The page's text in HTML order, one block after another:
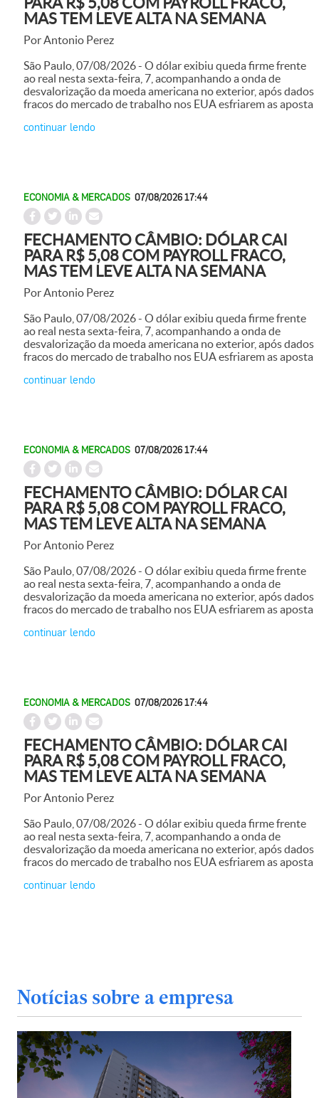
MAS TEM LEVE ALTA NA SEMANA
Por Antonio Perez
São Paulo, 07/08/2026 - O dólar exibiu queda firme frente
ao real nesta sexta-feira, 7, acompanhando a onda de
desvalorização da moeda americana no exterior, após dados
fracos do mercado de trabalho nos EUA esfriarem as aposta
continuar lendo
ECONOMIA & MERCADOS 07/08/2026 17:44
FECHAMENTO CÂMBIO: DÓLAR CAI
PARA R$ 5,08 COM PAYROLL FRACO,
MAS TEM LEVE ALTA NA SEMANA
Por Antonio Perez
São Paulo, 07/08/2026 - O dólar exibiu queda firme frente
ao real nesta sexta-feira, 7, acompanhando a onda de
desvalorização da moeda americana no exterior, após dados
fracos do mercado de trabalho nos EUA esfriarem as aposta
continuar lendo
ECONOMIA & MERCADOS 07/08/2026 17:44
FECHAMENTO CÂMBIO: DÓLAR CAI
PARA R$ 5,08 COM PAYROLL FRACO,
MAS TEM LEVE ALTA NA SEMANA
Por Antonio Perez
São Paulo, 07/08/2026 - O dólar exibiu queda firme frente
ao real nesta sexta-feira, 7, acompanhando a onda de
desvalorização da moeda americana no exterior, após dados
fracos do mercado de trabalho nos EUA esfriarem as aposta
continuar lendo
ECONOMIA & MERCADOS 07/08/2026 17:44
FECHAMENTO CÂMBIO: DÓLAR CAI
PARA R$ 5,08 COM PAYROLL FRACO,
MAS TEM LEVE ALTA NA SEMANA
Por Antonio Perez
São Paulo, 07/08/2026 - O dólar exibiu queda firme frente
ao real nesta sexta-feira, 7, acompanhando a onda de
desvalorização da moeda americana no exterior, após dados
fracos do mercado de trabalho nos EUA esfriarem as aposta
continuar lendo
Notícias sobre a empresa